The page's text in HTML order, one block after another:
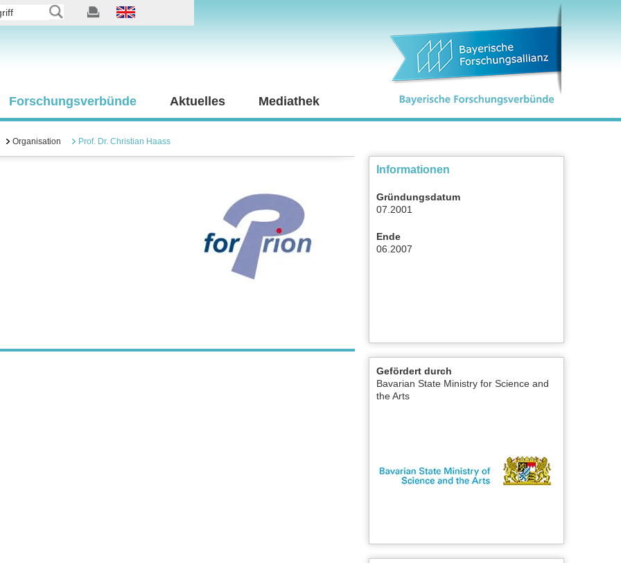
Forschungsverbünde Aktuelles Mediathek
Organisation Prof. Dr. Christian Haass
Informationen
Gründungsdatum
07.2001
Ende
06.2007
Gefördert durch
Bavarian State Ministry for Science and
the Arts